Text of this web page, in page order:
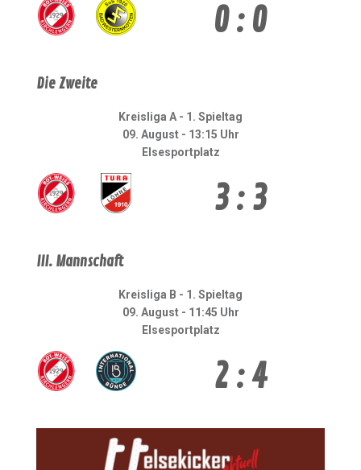
0 : 0
Die Zweite
Kreisliga A - 1. Spieltag
09. August - 13:15 Uhr
Elsesportplatz
3 : 3
III. Mannschaft
Kreisliga B - 1. Spieltag
09. August - 11:45 Uhr
Elsesportplatz
2 : 4